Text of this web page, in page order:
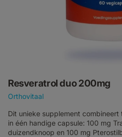
Resveratrol duo 200mg
Orthovitaal
Dit unieke supplement
in één handige capsule: 100 mg
duizendknoop en 100 mg